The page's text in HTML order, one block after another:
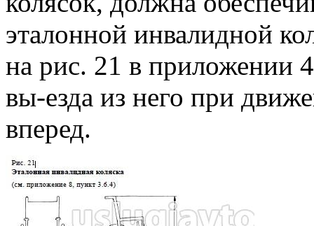
эталонной инвалидной
на рис. 21 в приложении
вы-езда из него при
вперед.